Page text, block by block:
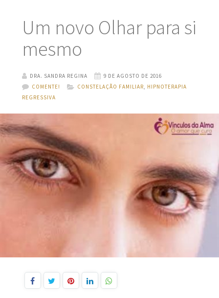
Um novo Olhar para si
mesmo
DRA. SANDRA REGINA
9 DE AGOSTO DE 2016
COMENTE!
CONSTELAÇÃO FAMILIAR, HIPNOTERAPIA
REGRESSIVA